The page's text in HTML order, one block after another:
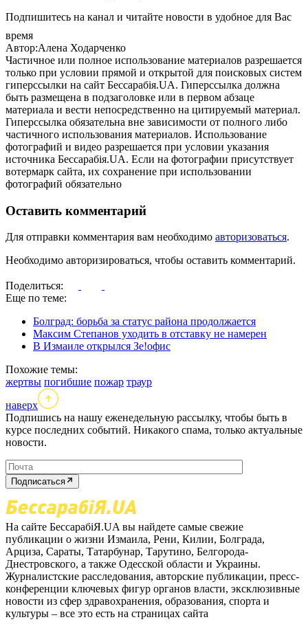
Подпишитесь на канал и читайте новости в удобное для Вас
время
Автор:Алена Ходарченко
Частичное или полное использование материалов разрешается
только при условии прямой и открытой для поисковых систем
гиперссылки на сайт Бессарабія.UA. Гиперссылка должна
быть размещена в подзаголовке или в первом абзаце
материала и вести непосредственно на цитируемый материал.
Гиперссылка обязательна вне зависимости от полного либо
частичного использования материалов. Использование
фотографий и видео разрешается при условии указания
источника Бессарабія.UA. Если на фотографии присутствует
вотермарк сайта, их сохранение при использовании
фотографий обязательно
Оставить комментарий
Для отправки комментария вам необходимо авторизоваться.
Необходимо авторизироваться, чтобы оставить комментарий.
Поделиться:
Еще по теме:
Болград: борьба за статус района продолжается
Максим Степанов уходить в отставку не намерен
В Измаиле открылся Зе!офис
Похожие темы:
жертвы погибшие пожар траур
наверх
Подпишись на нашу еженедельную рассылку, чтобы быть в
курсе последних событий. Никакого спама, только актуальные
новости.
Подписаться
На сайте БессарабіЯ.UA вы найдете самые свежие
публикации о жизни Измаила, Рени, Килии, Болграда,
Арциза, Сараты, Татарбунар, Тарутино, Белгорода-
Днестровского, а также Одесской области и Украины.
Журналистские расследования, авторские публикации, пресс-
конференции ключевых фигур органов власти, эксклюзивные
новости из сфер здравохранения, образования, спорта и
культуры – все это есть на страницах сайта